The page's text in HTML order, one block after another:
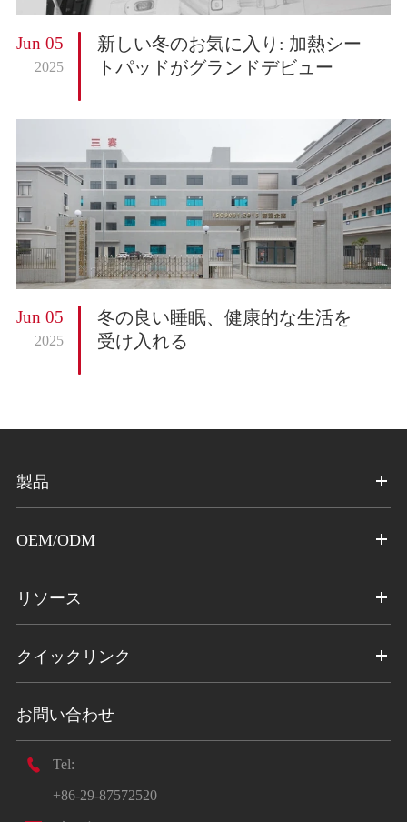
Jun 05
2025
新しい冬のお気に入り: 加熱シー
トパッドがグランドデビュー
Jun 05
2025
冬の良い睡眠、健康的な生活を
受け入れる
製品
OEM/ODM
リソース
クイックリンク
お問い合わせ

Tel:
+86-29-87572520